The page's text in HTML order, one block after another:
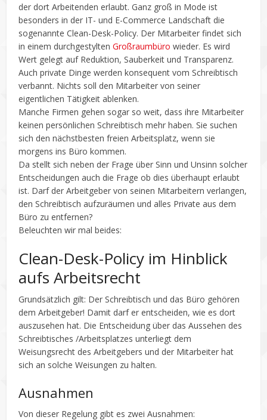
der dort Arbeitenden erlaubt. Ganz groß in Mode ist
besonders in der IT- und E-Commerce Landschaft die
sogenannte Clean-Desk-Policy. Der Mitarbeiter findet sich
in einem durchgestyltenGroßraumbüro wieder. Es wird
Wert gelegt auf Reduktion, Sauberkeit und Transparenz.
Auch private Dinge werden konsequent vom Schreibtisch
verbannt. Nichts soll den Mitarbeiter von seiner
eigentlichen Tätigkeit ablenken.
Manche Firmen gehen sogar so weit, dass ihre Mitarbeiter
keinen persönlichen Schreibtisch mehr haben. Sie suchen
sich den nächstbesten freien Arbeitsplatz, wenn sie
morgens ins Büro kommen.
Da stellt sich neben der Frage über Sinn und Unsinn solcher
Entscheidungen auch die Frage ob dies überhaupt erlaubt
ist. Darf der Arbeitgeber von seinen Mitarbeitern verlangen,
den Schreibtisch aufzuräumen und alles Private aus dem
Büro zu entfernen?
Beleuchten wir mal beides:
Clean-Desk-Policy im Hinblick
aufs Arbeitsrecht
Grundsätzlich gilt: Der Schreibtisch und das Büro gehören
dem Arbeitgeber! Damit darf er entscheiden, wie es dort
auszusehen hat. Die Entscheidung über das Aussehen des
Schreibtisches /Arbeitsplatzes unterliegt dem
Weisungsrecht des Arbeitgebers und der Mitarbeiter hat
sich an solche Weisungen zu halten.
Ausnahmen
Von dieser Regelung gibt es zwei Ausnahmen: